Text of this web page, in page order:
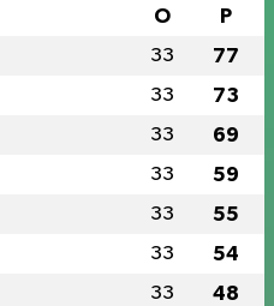
O P
33 77
33 73
33 69
33 59
33 55
33 54
33 48